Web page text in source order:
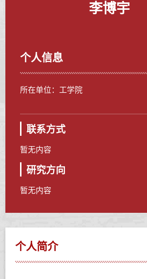
李博宇
个人信息
所在单位：工学院
联系方式
暂无内容
研究方向
暂无内容
个人简介